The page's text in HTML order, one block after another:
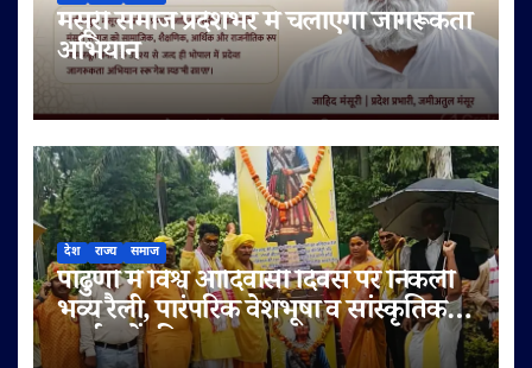
मंसूरी समाज प्रदेशभर में चलाएगा जागरूकता
अभियान
देश राज्य समाज
पांढुर्णा में विश्व आदिवासी दिवस पर निकली
भव्य रैली, पारंपरिक वेशभूषा व सांस्कृतिक
कार्यक्रमों की धूम